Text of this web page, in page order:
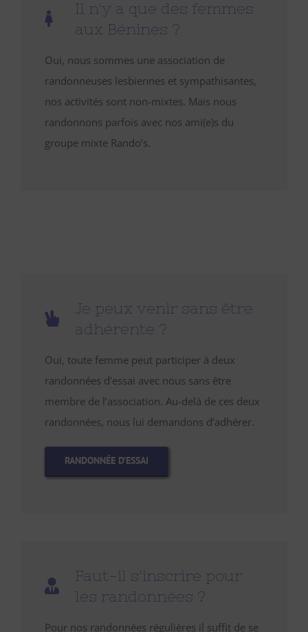
Il n'y a que des femmes
aux Bénines ?
Oui, nous sommes une association de
randonneuses lesbiennes et sympathisantes,
nos activités sont non-mixtes. Mais nous
randonnons parfois avec nos ami(e)s du
groupe mixte Rando’s.
Je peux venir sans être
adhérente ?
Oui, toute femme peut participer à deux
randonnées d’essai avec nous sans être
membre de l’association. Au-delà de ces deux
randonnées, nous lui demandons d’adhérer.
RANDONNÉE D’ESSAI
Faut-il s'inscrire pour
les randonnées ?
Pour nos randonnées régulières il suffit de se